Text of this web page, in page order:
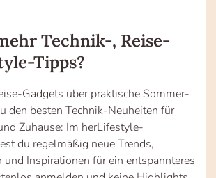
Technik-, Reise-
Tipps?
Gadgets über praktische Sommer-
den besten Technik-Neuheiten für
Zuhause: Im herLifestyle-
du regelmäßig neue Trends,
und Inspirationen für ein entspannteres